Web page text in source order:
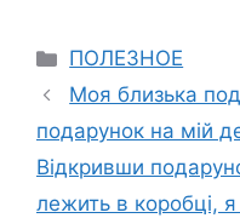
Categories
ПОЛЕЗНОЕ
Моя близька
подарунок на мій
Відкривши
лежить в коробці,